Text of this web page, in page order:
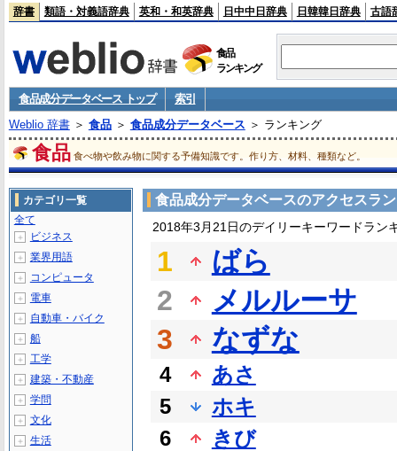
辞書 類語・対義語辞典 英和・和英辞典 日中中日辞典 日韓韓日辞典 古語
食品
ランキング
食品成分データベース トップ
索引
Weblio 辞書＞ 食品＞ 食品成分データベース ＞ ランキング
食品 食べ物や飲み物に関する予備知識です。作り方、材料、種類など。
食品成分データベースのアクセスラ
2018年3月21日のデイリーキーワードラン
1
ばら
2
メルルーサ
3
なずな
4
あさ
5
ホキ
6
きび
カテゴリ一覧
全て
＋ ビジネス
＋ 業界用語
＋ コンピュータ
＋ 電車
＋ 自動車・バイク
＋ 船
＋ 工学
＋ 建築・不動産
＋ 学問
＋ 文化
＋ 生活